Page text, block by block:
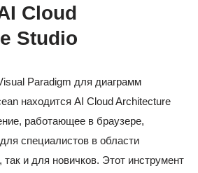
Cloud
Studio
Paradigm для диаграмм
находится AI Cloud Architecture
работающее в браузере,
специалистов в области
так и для новичков. Этот инструмент